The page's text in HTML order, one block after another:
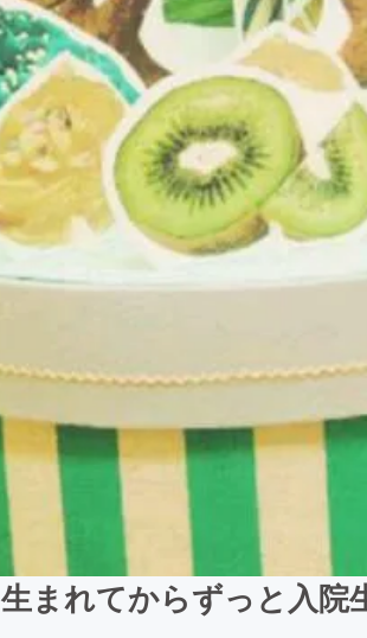
生まれてからずっと入院